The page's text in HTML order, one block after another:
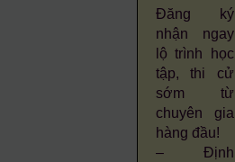
Đăng ký
nhận ngay
lộ trình học
tập, thi cử
sớm từ
chuyên gia
hàng đầu!
– Định